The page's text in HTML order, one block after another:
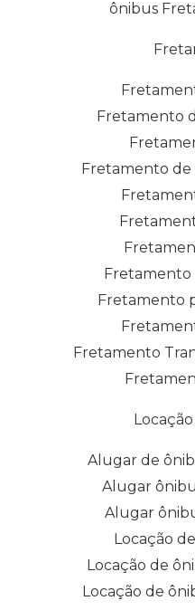
ônibus
Fretamento
Fretamento de
Fretamento
Fretamento
Fretamento
Alugar de
Alugar
Alugar
Locação
Locação de
Locação de